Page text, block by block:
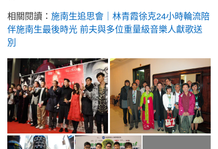
相關閱讀： 施南生追思會｜林青霞徐克24小時輪流陪
伴施南生最後時光 前夫與多位重量級音樂人獻歌送
別